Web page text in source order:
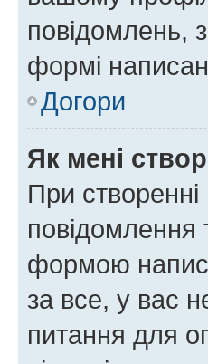
повідомлень,
формі
Догори
Як мені
При
повідомлення
формою
за все, у вас
питання для